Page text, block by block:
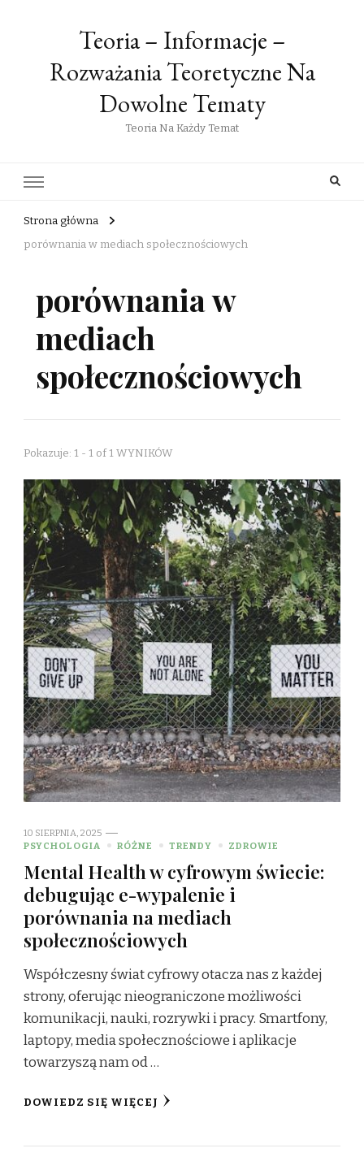
Teoria – Informacje –
Rozważania Teoretyczne Na
Dowolne Tematy
Teoria Na Każdy Temat
Strona główna
porównania w mediach społecznościowych
porównania w
mediach
społecznościowych
Pokazuje: 1 - 1 of 1 WYNIKÓW
10 SIERPNIA, 2025
PSYCHOLOGIA
RÓŻNE TRENDY ZDROWIE
Mental Health w cyfrowym świecie:
debugując e-wypalenie i
porównania na mediach
społecznościowych
Współczesny świat cyfrowy otacza nas z każdej
strony, oferując nieograniczone możliwości
komunikacji, nauki, rozrywki i pracy. Smartfony,
laptopy, media społecznościowe i aplikacje
towarzyszą nam od …
DOWIEDZ SIĘ WIĘCEJ